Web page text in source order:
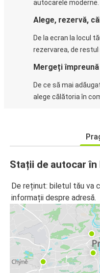
autocarele moderne.
Alege, rezervă,
De la ecran la locul
rezervarea, de restul
Mergeți împreună
De ce să mai
alege călătoria în
Stații de autocar în
De reținut: biletul tău va
informații despre adresă.